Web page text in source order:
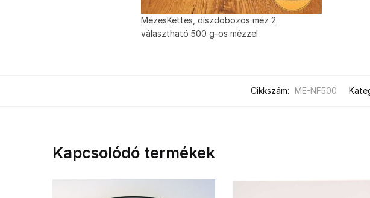
MézesKettes, díszdobozos méz 2
választható 500 g-os mézzel
Cikkszám: ME-NF500
Kapcsolódó termékek